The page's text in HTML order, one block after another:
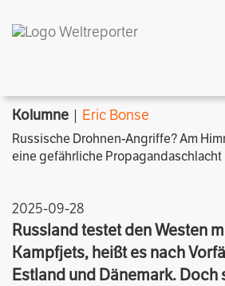
Kolumne | Eric Bonse
Russische Drohnen-Angriffe? Am
eine gefährliche Propagandaschlacht
2025-09-28
Russland testet den Westen
Kampfjets, heißt es nach
Estland und Dänemark. Doch